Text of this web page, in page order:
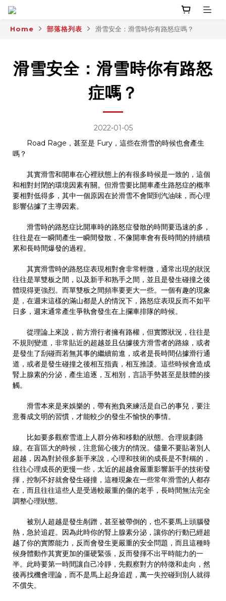
Home 部落格列表 滑雪安全：滑雪時你有路怒症嗎？
滑雪安全：滑雪時你有路怒
症嗎？
2022-01-05
Road Rage，甚至是 Fury，這些在滑雪的時候也會產生
嗎？
其實滑雪和開車在心裡狀態上的有很多時候是一致的，這個
和相對封閉的環境因素有關。但滑雪要比開車產生路怒症的概率
要相對低得多，其中一個原因在於滑雪不會聞到汽油味，而心理
影響佔據了主導因素。
滑雪時的路怒症比開車時的路怒症發散的時間要迅速的多，
往往是在一瞬間產生一瞬間發散，不像開車會有長時間的持續積
累和長時間爆發的過程。
其實滑雪時的路怒症表現相對會非常輕微，通常出現的狀況
往往是單雙板之間，以及新手和熟手之間，並且是發生碰撞之後
體現得更強烈。而單雙板之間頻率要更大一些。一個有趣的現象
是，在週末這樣的滿山都是人的情況下，路怒症表現反而不如平
日多，週末通常產生爭執會發生在上攔車排隊的時候。
從理論上來說，前方滑行者擁有路權，但實際狀況，往往是
不規則變道，非常貼近的超越並且佔據後方滑雪者的路線，或者
是發生了刮碰而若無其事的繼續前進，或者是長時間佔據滑行通
道，或者是發生碰撞之後相互指責，相互推諉。這些時候會造成
腎上腺素的分泌，產生追逐，互相別，言語手勢甚至是肢體的接
觸。
滑雪本來是來娛樂的，帶有抱負來練活是自己的事兒，要注
意養成文明的習慣，才能較少的發生不愉快的事情。
比如要多觀察雪道上人群分佈和移動的狀態。合理規劃路
線。在盲區大的時候，注意留心後方的情況。儘量不要貼著別人
超越，因為對於很多新手來說，心理和技術的成長是不對稱的，
往往心理成長的更慢一些，太近的超越會嚴重影響新手的技術發
揮，控制不好就會發生碰撞，這種現象在一些常年滑雪的人都存
在，而且往往這些人是受過較嚴重的傷的老手，長時間無法完全
調整心理狀態。
被別人超越是發生剮蹭，甚至被帶倒的，也不要馬上頭腦發
熱，急於追趕。因為此時你的腎上腺素分泌，讓你的行動已經超
越了你的實際能力，反而會發生更嚴重的安全問題，而且這種時
候身體動作其實更加的僵硬緊張，反而發揮不出平時能力的一
半。此時要第一時間讓自己冷靜，先觀察對方的特徵和走向，然
後再找機會理論，而不是馬上起身追趕，萬一失控碰到別人就得
不償失。